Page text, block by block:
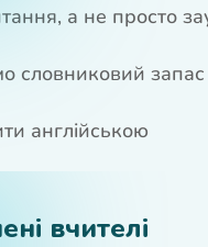
а не просто
словниковий запас
англійською
вчителі